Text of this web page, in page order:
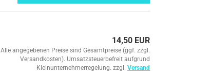
14,50 EUR
Alle angegebenen Preise sind Gesamtpreise (ggf. zzgl.
Versandkosten). Umsatzsteuerbefreit aufgrund
Kleinunternehmerregelung. zzgl. Versand